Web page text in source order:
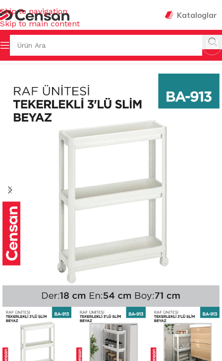
Skip to navigation
Skip to main content
Kataloglar
Ana Sayfa